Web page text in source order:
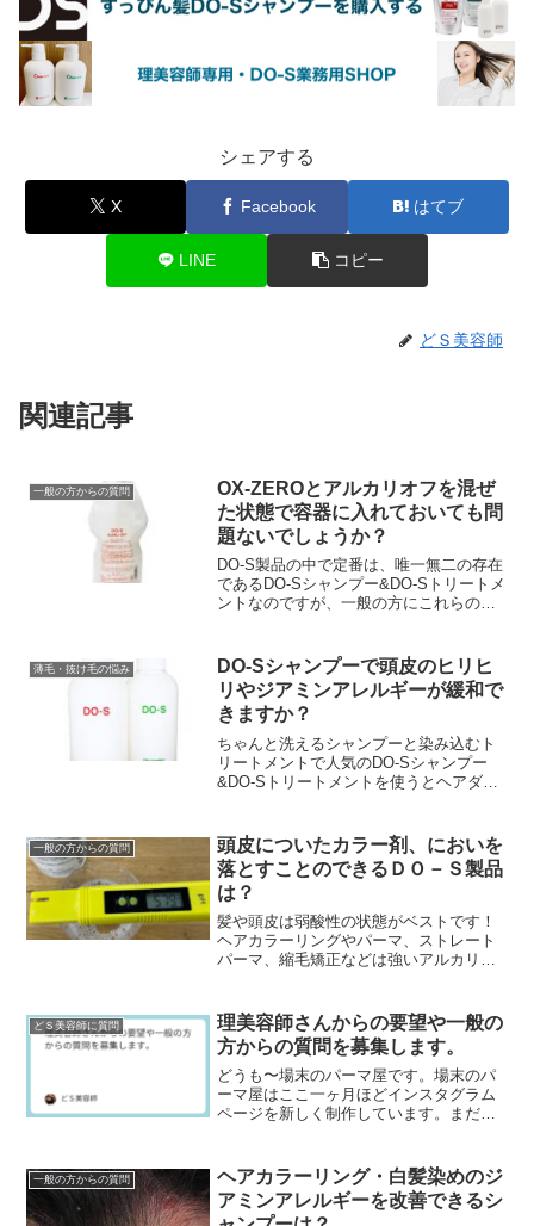
シェアする
X Facebook はてブ
LINE コピー
どＳ美容師
関連記事
一般の方からの質問
OX-ZEROとアルカリオフを混ぜ
た状態で容器に入れておいても問
題ないでしょうか？
DO-S製品の中で定番は、唯一無二の存在
であるDO-Sシャンプー&DO-Sトリートメ
ントなのですが、一般の方にこれらの次
DO...
薄毛・抜け毛の悩み
DO-Sシャンプーで頭皮のヒリヒ
リやジアミンアレルギーが緩和で
きますか？
ちゃんと洗えるシャンプーと染み込むト
リートメントで人気のDO-Sシャンプー
&DO-Sトリートメントを使うとヘアダメ
カラーやパーマ...
一般の方からの質問
頭皮についたカラー剤、においを
落とすことのできるＤＯ－Ｓ製品
は？
髪や頭皮は弱酸性の状態がベストです！
ヘアカラーリングやパーマ、ストレート
パーマ、縮毛矯正などは強いアルカリ性
で理美容室ではそうい...
どＳ美容師に質問
理美容師さんからの要望や一般の
方からの質問を募集します。
どうも〜場末のパーマ屋です。場末のパ
ーマ屋はここ一ヶ月ほどインスタグラム
ページを新しく制作しています。まだま
日記のインスタグラ...
一般の方からの質問
ヘアカラーリング・白髪染めのジ
アミンアレルギーを改善できるシ